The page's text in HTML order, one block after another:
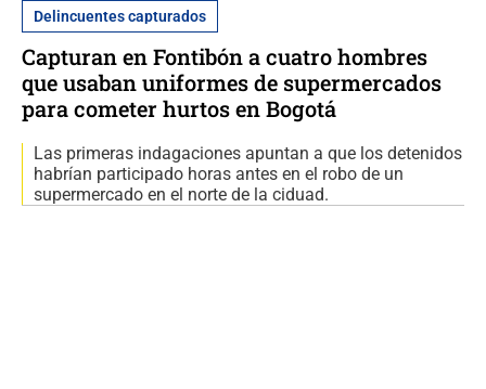
Delincuentes capturados
Capturan en Fontibón a cuatro hombres
que usaban uniformes de supermercados
para cometer hurtos en Bogotá
Las primeras indagaciones apuntan a que los detenidos
habrían participado horas antes en el robo de un
supermercado en el norte de la ciduad.